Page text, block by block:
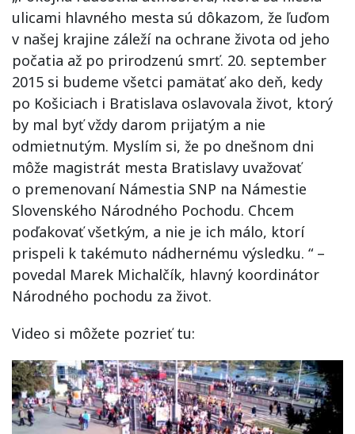
ulicami hlavného mesta sú dôkazom, že ľuďom
v našej krajine záleží na ochrane života od jeho
počatia až po prirodzenú smrť. 20. september
2015 si budeme všetci pamätať ako deň, kedy
po Košiciach i Bratislava oslavovala život, ktorý
by mal byť vždy darom prijatým a nie
odmietnutým. Myslím si, že po dnešnom dni
môže magistrát mesta Bratislavy uvažovať
o premenovaní Námestia SNP na Námestie
Slovenského Národného Pochodu. Chcem
poďakovať všetkým, a nie je ich málo, ktorí
prispeli k takémuto nádhernému výsledku. “ –
povedal Marek Michalčík, hlavný koordinátor
Národného pochodu za život.
Video si môžete pozrieť tu: